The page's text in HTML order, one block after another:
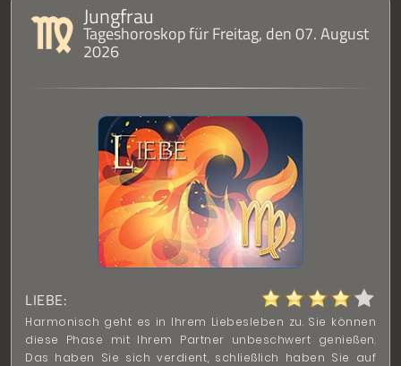
Jungfrau
Tageshoroskop für Freitag, den 07. August
2026
LIEBE:
Harmonisch geht es in Ihrem Liebesleben zu. Sie können
diese Phase mit Ihrem Partner unbeschwert genießen.
Das haben Sie sich verdient, schließlich haben Sie auf